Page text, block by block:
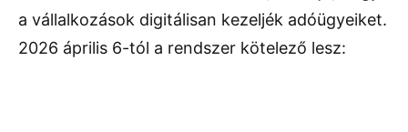
a vállalkozások digitálisan kezeljék adóügyeiket.
2026 április 6-tól a rendszer kötelező lesz: